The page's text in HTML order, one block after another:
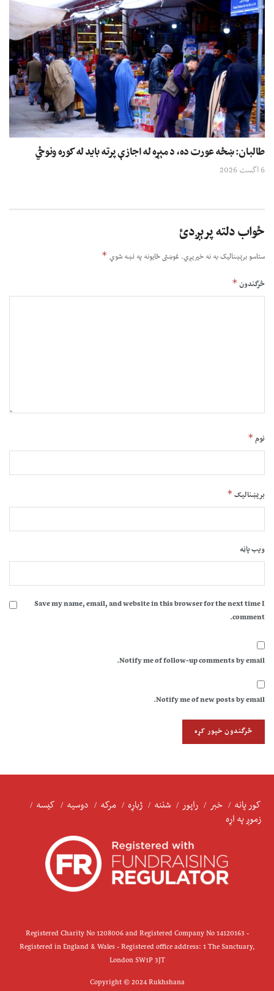
طالبان: ښځه عورت ده، د مېړه له اجازې پرته باید له کوره ونوځي
6 اگست 2026
ځواب دلته پرېږدئ
ستاسو برېښناليک به نه خپريږي.غوښتى ځایونه په نښه شوي *
څرگندون*
نوم*
بریښنالیک*
ویب پاڼه
Save my name, email, and website in this browser for the next time I
comment.
Notify me of follow-up comments by email.
Notify me of new posts by email.
کور پانه خبر راپور شننه ژباړه مرکه دوسیه
کیسه
زموږ په اړه
Registered Charity No 1208006 and Registered Company No 14120163 -
Registered in England & Wales - Registered office address: 1 The Sanctuary,
London SW1P 3JT
Copyright © 2024 Rukhshana